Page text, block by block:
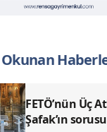
Okunan
FETÖ’nün Üç
Şafak’ın